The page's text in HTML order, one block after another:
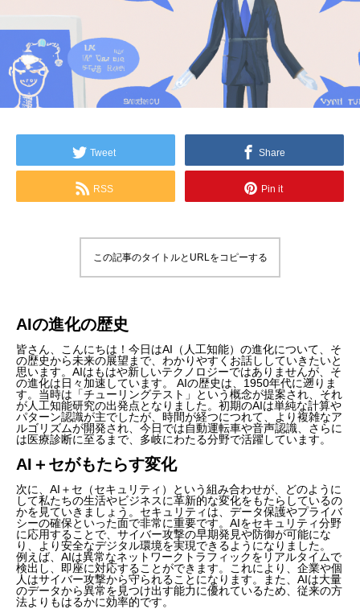
Tweet Share
RSS Pin it
この記事のタイトルとURLをコピーする
AIの進化の歴史
皆さん、こんにちは！今日はAI（人工知能）の進化について、そ
の歴史から未来の展望まで、わかりやすくお話ししていきたいと
思います。AIはもはや新しいテクノロジーではありませんが、そ
の進化は日々加速しています。 AIの歴史は、1950年代に遡りま
す。当時は「チューリングテスト」という概念が提案され、それ
が人工知能研究の出発点となりました。初期のAIは単純な計算や
パターン認識が主でしたが、時間が経つにつれて、より複雑なア
ルゴリズムが開発され、今日では自動運転車や音声認識、さらに
は医療診断に至るまで、多岐にわたる分野で活躍しています。
AI＋セがもたらす変化
次に、AI＋セ（セキュリティ）という組み合わせが、どのように
して私たちの生活やビジネスに革新的な変化をもたらしているの
かを見ていきましょう。セキュリティは、データ保護やプライバ
シーの確保といった面で非常に重要です。AIをセキュリティ分野
に応用することで、サイバー攻撃の早期発見や防御が可能にな
り、より安全なデジタル環境を実現できるようになりました。
例えば、AIは異常なネットワークトラフィックをリアルタイムで
検出し、即座に対応することができます。これにより、企業や個
人はサイバー攻撃から守られることになります。また、AIは大量
のデータから異常を見つけ出す能力に優れているため、従来の方
法よりもはるかに効率的です。